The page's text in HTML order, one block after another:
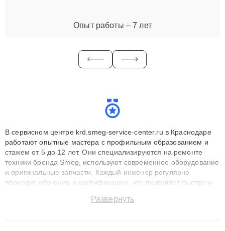
Опыт работы – 7 лет
В сервисном центре krd.smeg-service-center.ru в Краснодаре
работают опытные мастера с профильным образованием и
стажем от 5 до 12 лет. Они специализируются на ремонте
техники бренда Smeg, используют современное оборудование
и оригинальные запчасти. Каждый инженер регулярно
проходит обучение и сертификацию, что позволяет быстро и
сохранением гарантии до 3 лет. Наши мастера решают
Развернуть